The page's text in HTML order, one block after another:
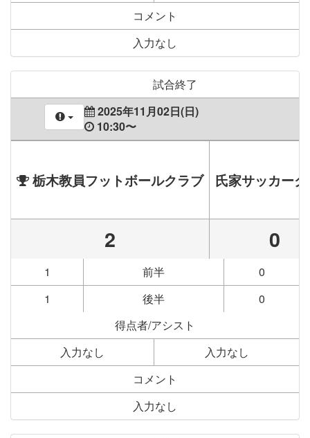
コメント
入力なし
試合終了
2025年11月02日(日)
10:30〜
栃木教員フットボールクラブ 氏家サッカー
2 0
1 前半
0
1
後半
0
得点者/アシスト
入力なし
入力なし
コメント
入力なし